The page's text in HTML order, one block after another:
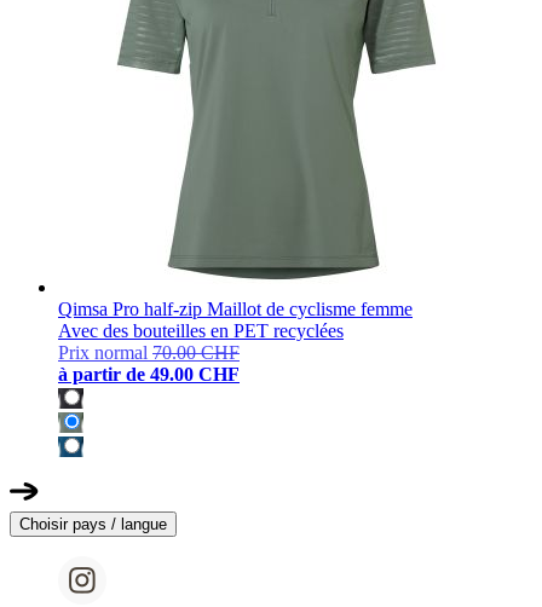
Qimsa Pro half-zip Maillot de cyclisme femme
Avec des bouteilles en PET recyclées
Prix normal 70.00 CHF
à partir de 49.00 CHF
Choisir pays / langue